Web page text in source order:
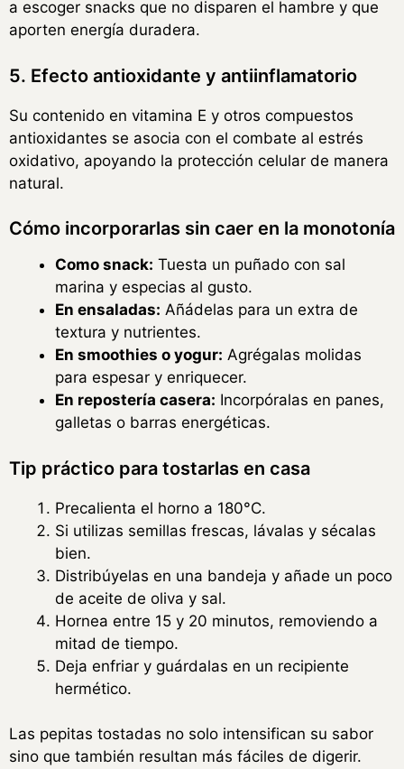
a escoger snacks que no disparen el hambre y que
aporten energía duradera.
5. Efecto antioxidante y antiinflamatorio
Su contenido en vitamina E y otros compuestos
antioxidantes se asocia con el combate al estrés
oxidativo, apoyando la protección celular de manera
natural.
Cómo incorporarlas sin caer en la monotonía
Como snack: Tuesta un puñado con sal
marina y especias al gusto.
En ensaladas: Añádelas para un extra de
textura y nutrientes.
En smoothies o yogur: Agrégalas molidas
para espesar y enriquecer.
En repostería casera: Incorpóralas en panes,
galletas o barras energéticas.
Tip práctico para tostarlas en casa
Precalienta el horno a 180°C.
Si utilizas semillas frescas, lávalas y sécalas
bien.
Distribúyelas en una bandeja y añade un poco
de aceite de oliva y sal.
Hornea entre 15 y 20 minutos, removiendo a
mitad de tiempo.
Deja enfriar y guárdalas en un recipiente
hermético.
Las pepitas tostadas no solo intensifican su sabor
sino que también resultan más fáciles de digerir.